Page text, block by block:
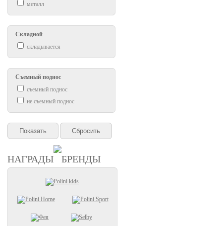
металл
Складной
складывается
Съемный поднос
съемный поднос
не съемный поднос
НАГРАДЫ БРЕНДЫ